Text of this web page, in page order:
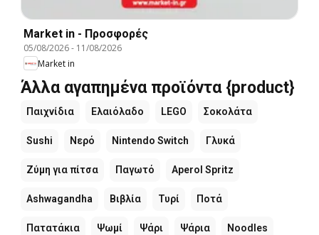
Market in - Προσφορές
05/08/2026- 11/08/2026
Market in
Άλλα αγαπημένα προϊόντα {product}
Παιχνίδια Ελαιόλαδο LEGO Σοκολάτα
Sushi Νερό Nintendo Switch Γλυκά
Ζύμη για πίτσα Παγωτό Aperol Spritz
Ashwagandha Βιβλία Τυρί Ποτά
Πατατάκια Ψωμί Ψάρι Ψάρια Noodles